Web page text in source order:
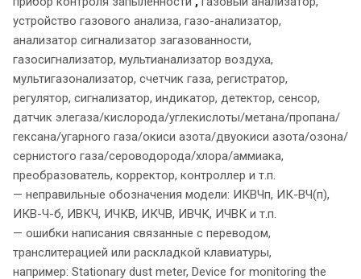
устройство газового анализа, газо-анализатор,
анализатор сигнализатор загазованности,
газосигнализатор, мультианализатор воздуха,
мультигазонализатор, счетчик газа, регистратор,
регулятор, сигнализатор, индикатор, детектор, сенсор,
датчик элегаза/кислорода/углекислоты/метана/пропана/
гексана/угарного газа/окиси азота/двуокиси азота/озона/
сернистого газа/сероводорода/хлора/аммиака,
преобразователь, корректор, контроллер и т.п.
— неправильные обозначения модели: ИКВЧп, ИК-ВЧ(п),
ИКВ-Ч-б, ИВКЧ, ИЧКВ, ИКЧВ, ИВЧК, ИЧВК и т.п.
— ошибки написания связанные с переводом,
транслитерацией или раскладкой клавиатуры,
например: Stationary dust meter, Device for monitoring the